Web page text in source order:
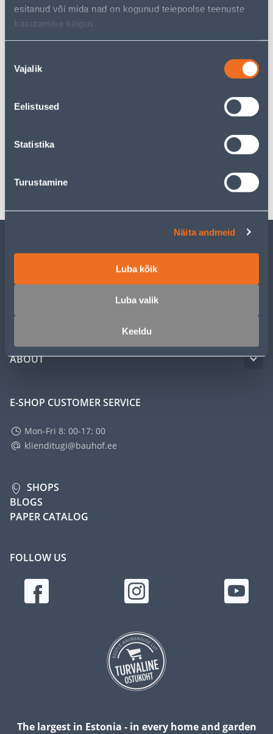
esitanud või mida nad on kogunud teiepoolse teenuste
kasutamise käigus.
valik
Vajalik
Eelistused
Statistika
Turustamine
Näita andmeid
Luba kõik
Luba valik
Keeldu
Specification
Transport
CUSTOMER SERVICE
ABOUT
E-SHOP CUSTOMER SERVICE
Mon-Fri 8: 00-17: 00
klienditugi@bauhof.ee
SHOPS
BLOGS
PAPER CATALOG
FOLLOW US
The largest in Estonia - in every home and garden